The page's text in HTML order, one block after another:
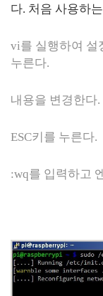
다. 처음 사용하
vi를 실행하여 설
누른다.
내용을 변경한다.
ESC키를 누른다.
:wq를 입력하고